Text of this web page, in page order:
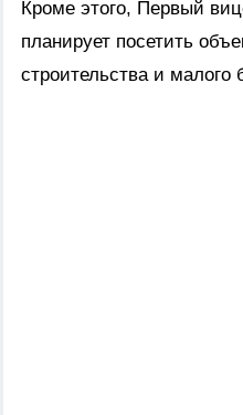
Кроме этого, Первый
планирует посетить
строительства и малого